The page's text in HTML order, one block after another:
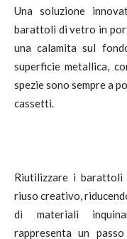
Una soluzione
barattoli di vetro in
una calamita sul
superficie metallica,
spezie sono sempre a
cassetti.
Riutilizzare i
riuso creativo,
di materiali
rappresenta un